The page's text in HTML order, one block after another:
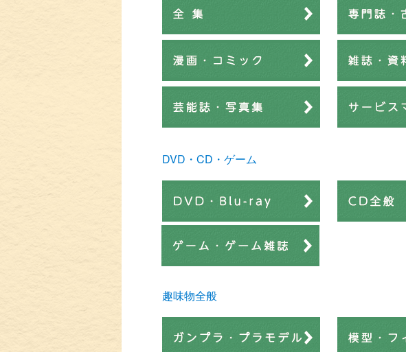
DVD・CD・ゲーム
趣味物全般